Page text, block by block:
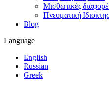
Μισθωτικές
Πνευματική
Blog
Language
English
Russian
Greek